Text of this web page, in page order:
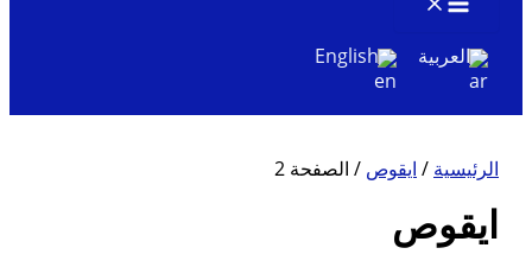
العربية English
الرئيسية / ايقوص / الصفحة 2
ايقوص